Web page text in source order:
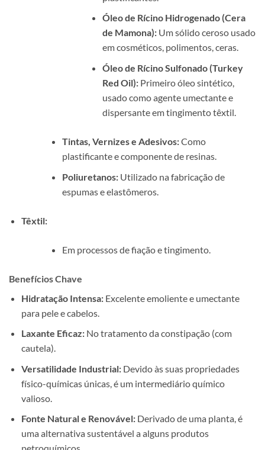
Óleo de Rícino Hidrogenado (Cera
de Mamona): Um sólido ceroso usado
em cosméticos, polimentos, ceras.
Óleo de Rícino Sulfonado (Turkey
Red Oil): Primeiro óleo sintético,
usado como agente umectante e
dispersante em tingimento têxtil.
Tintas, Vernizes e Adesivos:Como
plastificante e componente de resinas.
Poliuretanos:Utilizado na fabricação de
espumas e elastômeros.
Têxtil:
Em processos de fiação e tingimento.
Benefícios Chave
Hidratação Intensa:Excelente emoliente e umectante
para pele e cabelos.
Laxante Eficaz:No tratamento da constipação (com
cautela).
Versatilidade Industrial:Devido às suas propriedades
físico-químicas únicas, é um intermediário químico
valioso.
Fonte Natural e Renovável:Derivado de uma planta, é
uma alternativa sustentável a alguns produtos